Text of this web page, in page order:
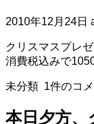
2010年12月24日
クリスマスプレ
消費税込みで
未分類 1件のコ
本日夕方